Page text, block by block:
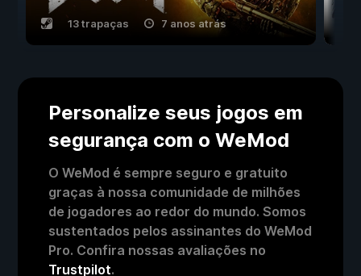
13 trapaças 7 anos atrás
Personalize seus jogos em
segurança com o WeMod
O WeMod é sempre seguro e gratuito
graças à nossa comunidade de milhões
de jogadores ao redor do mundo. Somos
sustentados pelos assinantes do WeMod
Pro. Confira nossas avaliações no
Trustpilot.